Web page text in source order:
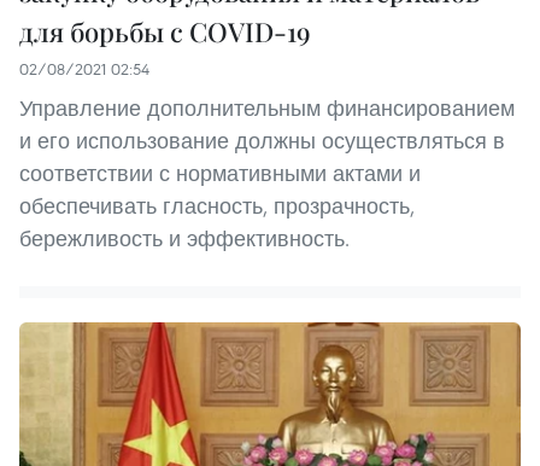
для борьбы с COVID-19
02/08/2021 02:54
Управление дополнительным финансированием
и его использование должны осуществляться в
соответствии с нормативными актами и
обеспечивать гласность, прозрачность,
бережливость и эффективность.